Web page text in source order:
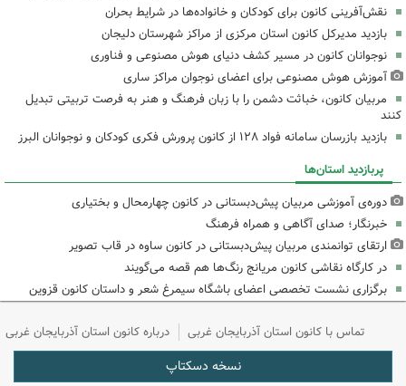
نقش‌آفرینی کانون برای کودکان و خانواده‌ها در شرایط بحران
بازدید مدیرکل کانون استان مرکزی از مراکز شهرستان دلیجان
نوجوانان کانون در مسیر کشف دنیای هوش مصنوعی و فناوری
آموزش هوش مصنوعی برای اعضای نوجوان مراکز ساری
مربیان کانون، خباثت دشمن را با زبان فرهنگ و هنر به فرصت تربیتی تبدیل
کنند
بازدید بازرسان سامانه فواد ۱۲۸ از کانون پرورش فکری کودکان و نوجوانان البرز
پربازدید استان‌ها
دوره‌ی آموزشی مربیان پیش‌دبستانی در کانون چهارمحال و بختیاری
خبرنگار؛ صدای آگاهی و همراه فرهنگ
ارتقای توانمندی مربیان پیش‌دبستانی در کانون ساوه در قاب تصویر
در کارگاه نقاشی کانون مریانج رنگ‌ها هم قصه می‌گویند
برگزاری نشست تخصصی اعضای باشگاه سیمرغ شعر و داستان کانون قزوین
تماس با کانون استان آذربایجان غربی درباره کانون استان آذربایجان غربی
نسخه دسکتاپ